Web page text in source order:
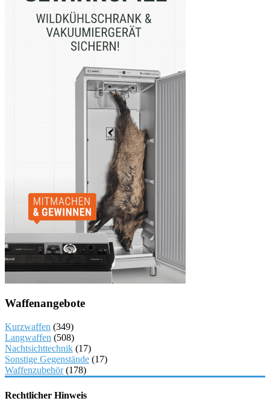
Waffenangebote
Kurzwaffen (349)
Langwaffen (508)
Nachtsichttechnik (17)
Sonstige Gegenstände (17)
Waffenzubehör(178)
Rechtlicher Hinweis